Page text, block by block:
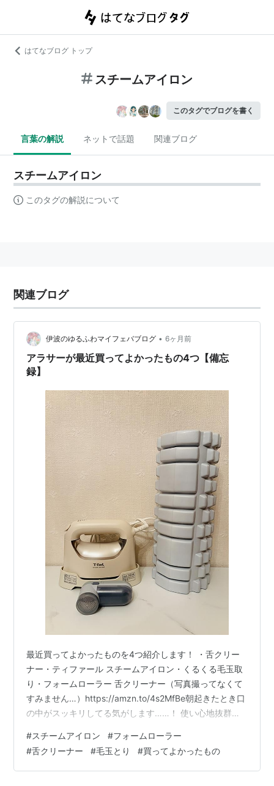
はてなブログ トップ
スチームアイロン
このタグでブログを書く
言葉の解説 ネットで話題 関連ブログ
スチームアイロン
このタグの解説について
関連ブログ
伊波のゆるふわマイフェバブログ • 6ヶ月前
アラサーが最近買ってよかったもの4つ【備忘
録】
最近買ってよかったものを4つ紹介します！ ・舌クリー
ナー・ティファール スチームアイロン・くるくる毛玉取
り・フォームローラー 舌クリーナー（写真撮ってなくて
すみません…）https://amzn.to/4s2MfBe朝起きたとき口
の中がスッキリしてる気がします……！ 使い心地抜群で
プがあり、ブラシタイプは下を傷つける可能性があると
いう記事を見たので、プラスチックタイプにしました。
毎晩歯磨きの後に使っていますが、今のところ舌が傷つ
#スチームアイロン #フォームローラー
#舌クリーナー #毛玉とり #買ってよかったもの